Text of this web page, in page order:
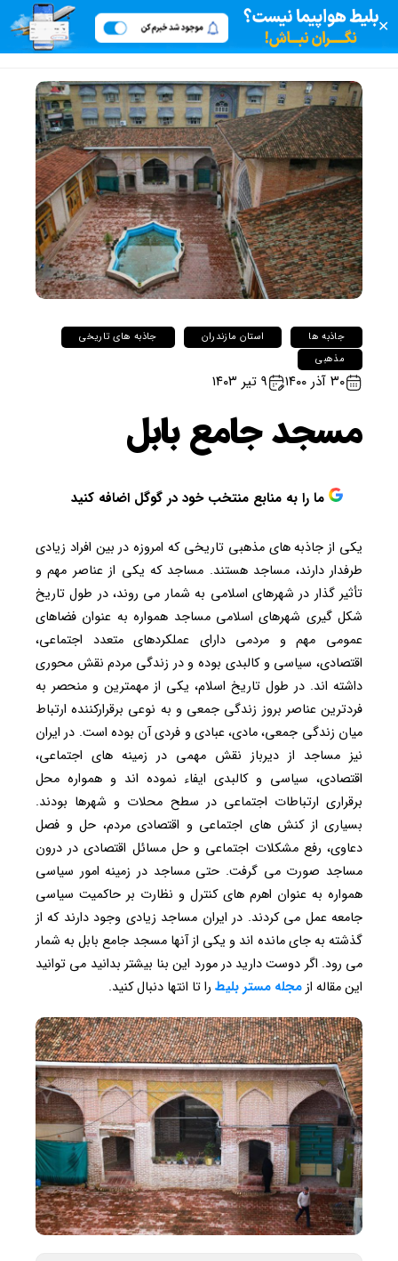
✕
جاذبه ها استان مازندران
جاذبه های تاریخی
مذهبی
۳۰ آذر ۱۴۰۰ ۹ تیر ۱۴۰۳
مسجد جامع بابل
ما را به منابع منتخب خود در گوگل اضافه کنید
یکی از جاذبه های مذهبی تاریخی که امروزه در بین افراد زیادی
طرفدار دارند، مساجد هستند. مساجد که یکی از عناصر مهم و
تأثیر گذار در شهرهای اسلامی به شمار می روند، در طول تاریخ
شکل گیری شهرهای اسلامی مساجد همواره به عنوان فضاهای
عمومی مهم و مردمی دارای عملکردهای متعدد اجتماعی،
اقتصادی، سیاسی و کالبدی بوده و در زندگی مردم نقش محوری
داشته اند. در طول تاریخ اسلام، یکی از مهمترین و منحصر به
فردترین عناصر بروز زندگی جمعی و به نوعی برقرارکننده ارتباط
میان زندگی جمعی، مادی، عبادی و فردی آن بوده است. در ایران
نیز مساجد از دیرباز نقش مهمی در زمینه های اجتماعی،
اقتصادی، سیاسی و کالبدی ایفاء نموده اند و همواره محل
برقراری ارتباطات اجتماعی در سطح محلات و شهرها بودند.
بسیاری از کنش های اجتماعی و اقتصادی مردم، حل و فصل
دعاوی، رفع مشکلات اجتماعی و حل مسائل اقتصادی در درون
مساجد صورت می گرفت. حتی مساجد در زمینه امور سیاسی
همواره به عنوان اهرم های کنترل و نظارت بر حاکمیت سیاسی
جامعه عمل می کردند. در ایران مساجد زیادی وجود دارند که از
گذشته به جای مانده اند و یکی از آنها مسجد جامع بابل به شمار
می رود. اگر دوست دارید در مورد این بنا بیشتر بدانید می توانید
این مقاله ازمجله مستر بلیط را تا انتها دنبال کنید.